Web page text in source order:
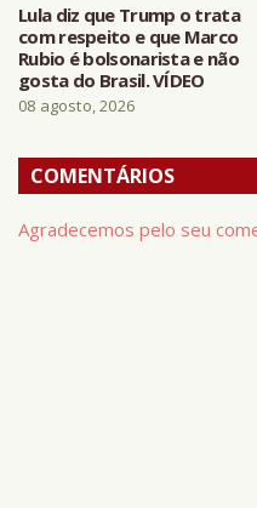
Lula diz que Trump o trata
com respeito e que Marco
Rubio é bolsonarista e não
gosta do Brasil. VÍDEO
08 agosto, 2026
COMENTÁRIOS
Agradecemos pelo seu